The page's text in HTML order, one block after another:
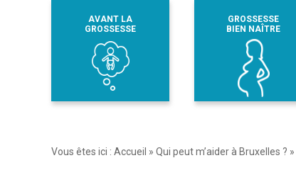
AVANT LA
GROSSESSE
GROSSESSE
BIEN NAÎTRE
Vous êtes ici : Accueil » Qui peut m’aider à Bruxelles ? »